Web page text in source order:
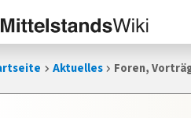
Aktuelles Foren,